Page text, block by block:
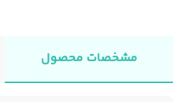
مشخصات محصول